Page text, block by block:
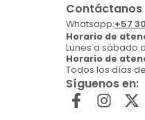
Contáctanos
Whatsapp:+57
Horario de
Lunes a sábado
Horario de
Todos los días
Síguenos en: